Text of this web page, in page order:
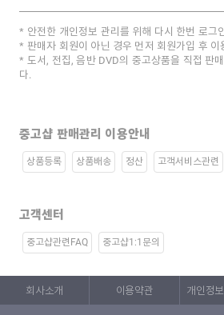
안전한 개인정보 관리를 위해 다시 한번 로그
판매자 회원이 아닌 경우 먼저 회원가입 후 이
도서, 전집, 음반 DVD의 중고상품을 직접 판
다.
중고샵 판매관리 이용안내
상품등록 상품배송 정산 고객서비스관련
고객센터
중고샵관련FAQ 중고샵1:1문의
회사소개 이용약관 개인정